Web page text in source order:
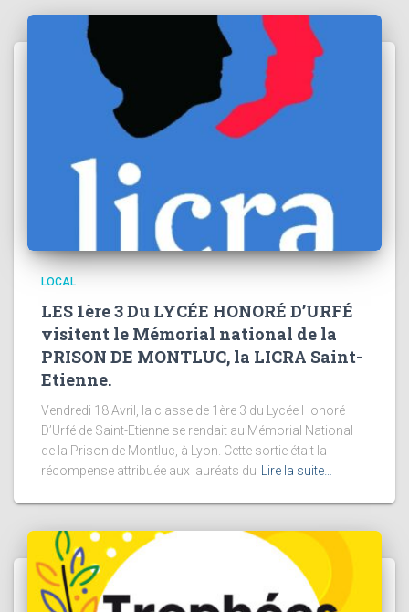
LOCAL
LES 1ère 3 Du LYCÉE HONORÉ D’URFÉ
visitent le Mémorial national de la
PRISON DE MONTLUC, la LICRA Saint-
Etienne.
Vendredi 18 Avril, la classe de 1ère 3 du Lycée Honoré
D’Urfé de Saint-Etienne se rendait au Mémorial National
de la Prison de Montluc, à Lyon. Cette sortie était la
récompense attribuée aux lauréats du
Lire la suite…